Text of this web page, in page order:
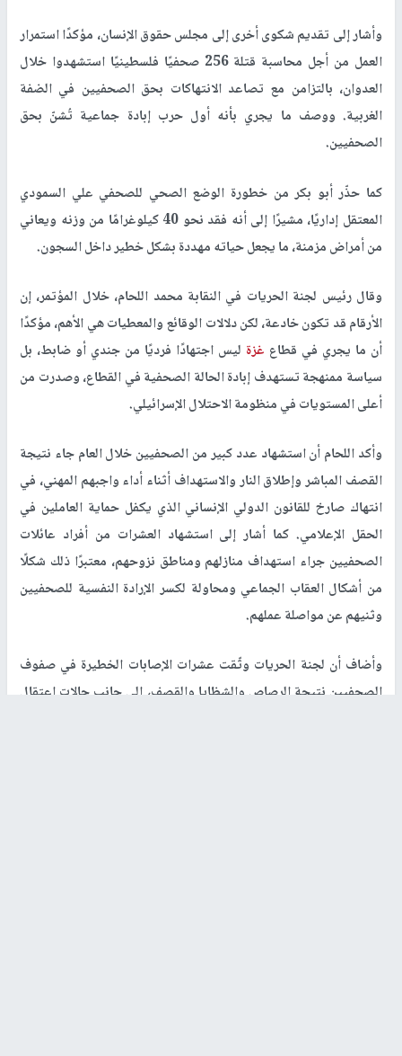
وأشار إلى تقديم شكوى أخرى إلى مجلس حقوق الإنسان، مؤكدًا استمرار
العمل من أجل محاسبة قتلة256 صحفيًا فلسطينيًا استشهدوا خلال
العدوان، بالتزامن مع تصاعد الانتهاكات بحق الصحفيين في الضفة
الغربية. ووصف ما يجري بأنه أول حرب إبادة جماعية تُشنّ بحق
الصحفيين.
كما حذّر أبو بكر من خطورة الوضع الصحي للصحفي علي السمودي
المعتقل إداريًا، مشيرًا إلى أنه فقد نحو 40 كيلوغرامًا من وزنه ويعاني
من أمراض مزمنة، ما يجعل حياته مهددة بشكل خطير داخل السجون.
وقال رئيس لجنة الحريات في النقابة محمد اللحام، خلال المؤتمر، إن
الأرقام قد تكون خادعة، لكن دلالات الوقائع والمعطيات هي الأهم، مؤكدًا
أن ما يجري في قطاع غزة ليس اجتهادًا فرديًا من جندي أو ضابط، بل
سياسة ممنهجة تستهدف إبادة الحالة الصحفية في القطاع، وصدرت من
أعلى المستويات في منظومة الاحتلال الإسرائيلي.
وأكد اللحام أن استشهاد عدد كبير من الصحفيين خلال العام جاء نتيجة
القصف المباشر وإطلاق النار والاستهداف أثناء أداء واجبهم المهني، في
انتهاك صارخ للقانون الدولي الإنساني الذي يكفل حماية العاملين في
الحقل الإعلامي. كما أشار إلى استشهاد العشرات من أفراد عائلات
الصحفيين جراء استهداف منازلهم ومناطق نزوحهم، معتبرًا ذلك شكلًا
من أشكال العقاب الجماعي ومحاولة لكسر الإرادة النفسية للصحفيين
وثنيهم عن مواصلة عملهم.
وأضاف أن لجنة الحريات وثّقت عشرات الإصابات الخطيرة في صفوف
الصحفيين نتيجة الرصاص والشظايا والقصف، إلى جانب حالات اعتقال